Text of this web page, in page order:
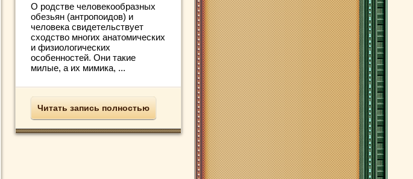
О родстве человекообразных
обезьян (антропоидов) и
человека свидетельствует
сходство многих анатомических
и физиологических
особенностей. Они такие
милые, а их мимика, ...
Читать запись полностью